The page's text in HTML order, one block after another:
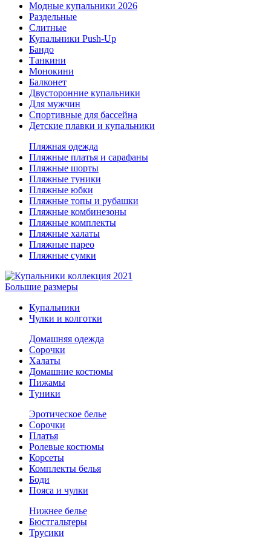
Модные купальники 2026
Раздельные
Слитные
Купальники Push-Up
Бандо
Танкини
Монокини
Балконет
Двусторонние купальники
Для мужчин
Спортивные для бассейна
Детские плавки и купальники
Пляжная одежда
Пляжные платья и сарафаны
Пляжные шорты
Пляжные туники
Пляжные юбки
Пляжные топы и рубашки
Пляжные комбинезоны
Пляжные комплекты
Пляжные халаты
Пляжные парео
Пляжные сумки
Большие размеры
Купальники
Чулки и колготки
Домашняя одежда
Сорочки
Халаты
Домашние костюмы
Пижамы
Туники
Эротическое белье
Сорочки
Платья
Ролевые костюмы
Корсеты
Комплекты белья
Боди
Пояса и чулки
Нижнее белье
Бюстгальтеры
Трусики